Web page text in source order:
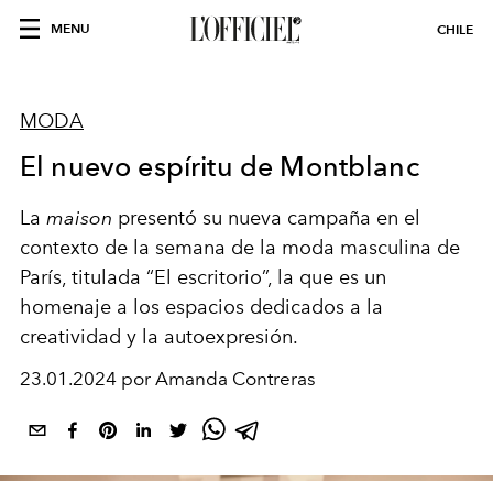
MENU CHILE
MODA
El nuevo espíritu de Montblanc
La maison presentó su nueva campaña en el
contexto de la semana de la moda masculina de
París, titulada “El escritorio”, la que es un
homenaje a los espacios dedicados a la
creatividad y la autoexpresión.
23.01.2024 por Amanda Contreras